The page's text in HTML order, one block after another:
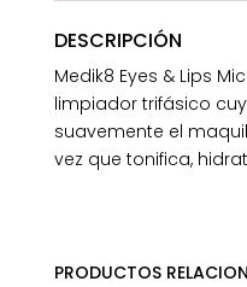
DESCRIPCIÓN
Medik8 Eyes & Lips
limpiador trifásico
suavemente el
vez que tonifica,
PRODUCTOS